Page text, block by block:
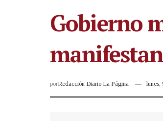
Gobierno
porRedacción Diario La Página